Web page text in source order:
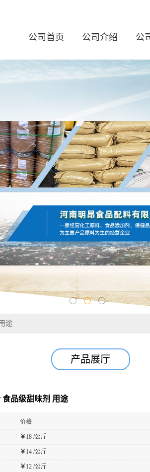
公司首页 公司介绍 公
途
产品展厅
食品级甜味剂 用途
价格
￥18 /公斤
￥14 /公斤
￥12 /公斤